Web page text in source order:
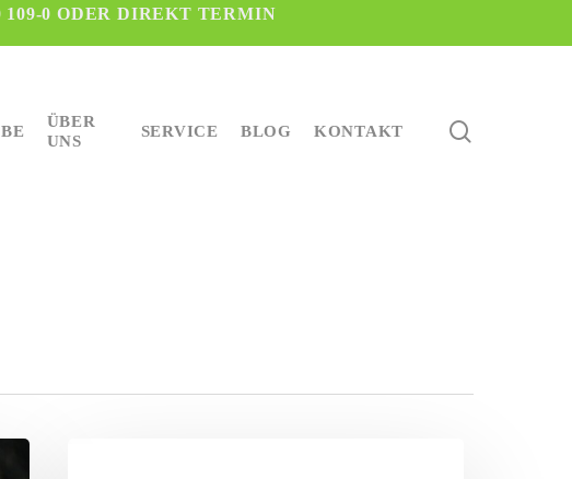
0 ODER DIREKT TERMIN
ÜBER
UNS
SERVICE BLOG KONTAKT